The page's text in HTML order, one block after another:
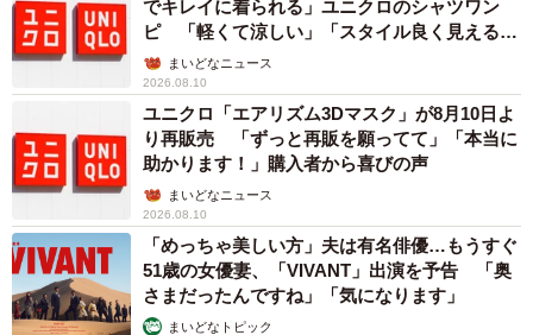
でキレイに着られる」ユニクロのシャツワン
ピ 「軽くて涼しい」「スタイル良く見える」
の声まいどなニュース
2026.08.10
ユニクロ「エアリズム3Dマスク」が8月10日よ
り再販売 「ずっと再販を願ってて」「本当に
助かります！」購入者から喜びの声
まいどなニュース
2026.08.10
「めっちゃ美しい方」夫は有名俳優…もうすぐ
51歳の女優妻、「VIVANT」出演を予告 「奥
さまだったんですね」「気になります」
まいどなトピック